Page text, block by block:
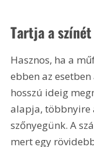
Tartja a
Hasznos, ha a
ebben az
hosszú ideig
alapja, többnyire
szőnyegünk. A
mert egy